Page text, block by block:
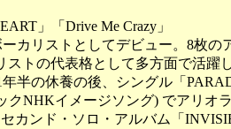
」「Drive Me Crazy」
カリストとしてデビュー。8枚の
トの代表格として多方面で活躍
半の休養の後、シングル「
クNHKイメージソング) でアリオ
カンド・ソロ・アルバム「